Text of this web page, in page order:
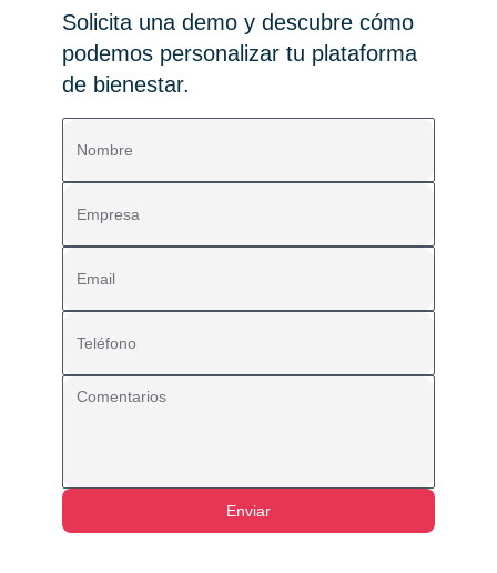
Solicita una demo y descubre cómo
podemos personalizar tu plataforma
de bienestar.
Nombre
Empresa
Email
Teléfono
Comentarios
Enviar